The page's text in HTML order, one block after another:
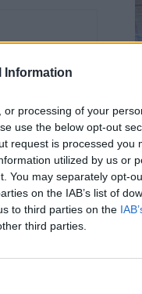
Information
processing of your
use the below opt-out
request is processed you
utilized by us or
You may separately opt-
on the IAB’s list of
to third parties on the
third parties.